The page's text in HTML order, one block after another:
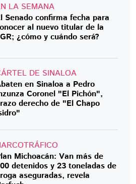
LA SEMANA
Senado confirma fecha para
al nuevo titular de la
¿cómo y cuándo será?
DE SINALOA
en Sinaloa a Pedro
Coronel "El Pichón",
derecho de "El Chapo
Michoacán: Van más de
detenidos y 23 toneladas de
aseguradas, revela